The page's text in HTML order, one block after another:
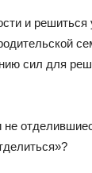
и решиться
сил для
не